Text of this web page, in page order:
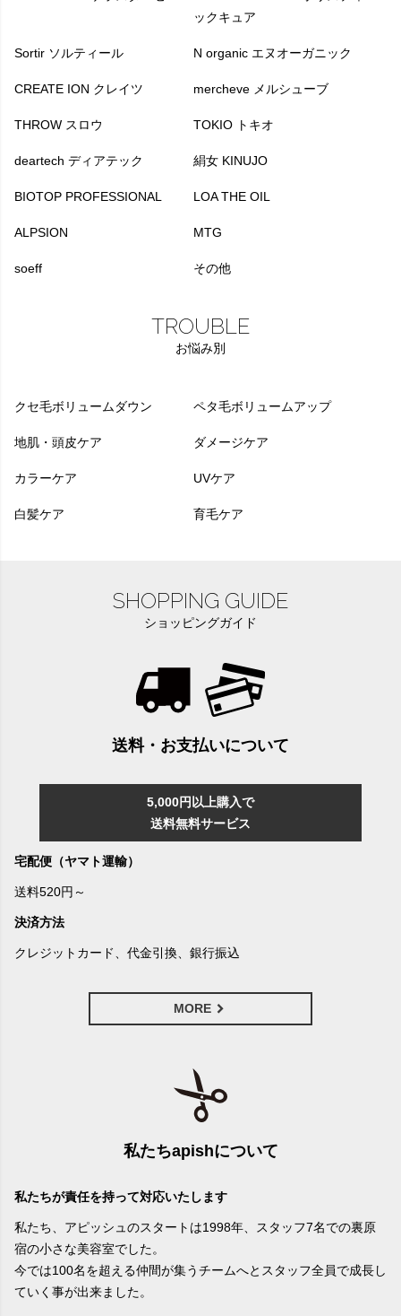
ックキュア
Sortir ソルティール N organic エヌオーガニック
CREATE ION クレイツ mercheve メルシューブ
THROW スロウ TOKIO トキオ
deartech ディアテック 絹女 KINUJO
BIOTOP PROFESSIONAL LOA THE OIL
ALPSION MTG
soeff その他
TROUBLE
お悩み別
クセ毛ボリュームダウン ペタ毛ボリュームアップ
地肌・頭皮ケア ダメージケア
カラーケア UVケア
白髪ケア 育毛ケア
SHOPPING GUIDE
ショッピングガイド
送料・お支払いについて
5,000円以上購入で
送料無料サービス
宅配便（ヤマト運輸）
送料520円～
決済方法
クレジットカード、代金引換、銀行振込
MORE
私たちapishについて
私たちが責任を持って対応いたします
私たち、アピッシュのスタートは1998年、スタッフ7名での裏原
宿の小さな美容室でした。
今では100名を超える仲間が集うチームへとスタッフ全員で成長し
ていく事が出来ました。